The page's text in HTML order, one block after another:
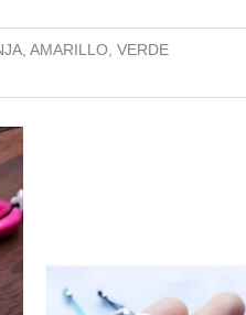
AMARILLO, VERDE